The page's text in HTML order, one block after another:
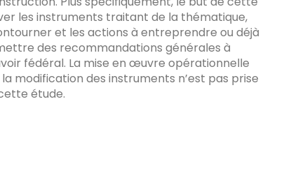
les instruments traitant de la thématique,
et les actions à entreprendre ou déjà
des recommandations générales à
fédéral. La mise en œuvre opérationnelle
modification des instruments n’est pas prise
étude.